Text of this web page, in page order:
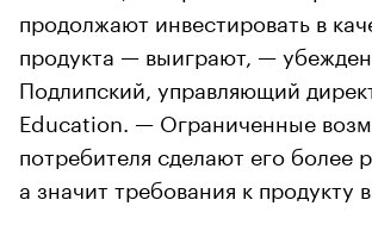
продолжают инвестировать в
продукта — выиграют, —
Подлипский, управляющий
Education. — Ограниченные
потребителя сделают его более
а значит требования к продукту